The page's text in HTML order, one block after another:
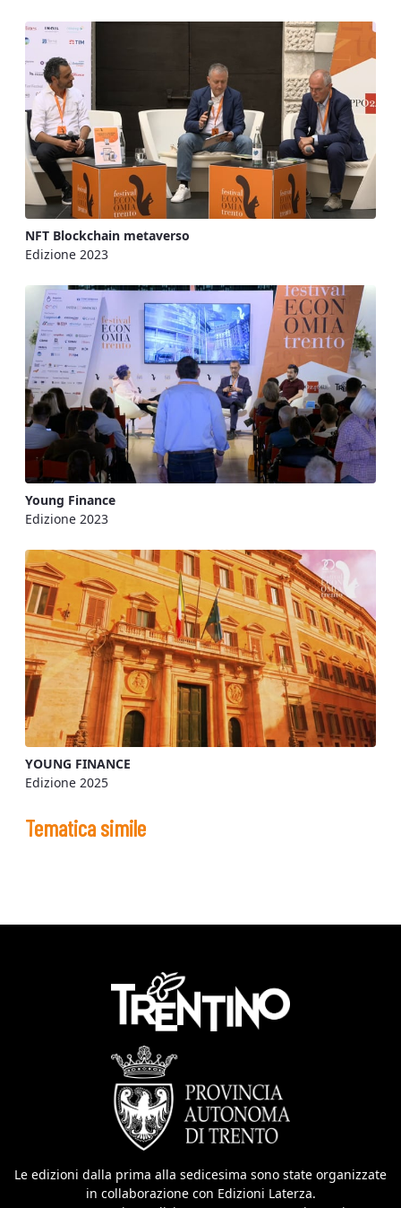
NFT Blockchain metaverso
Edizione 2023
Young Finance
Edizione 2023
YOUNG FINANCE
Edizione 2025
Tematica simile
Le edizioni dalla prima alla sedicesima sono state organizzate
in collaborazione con Edizioni Laterza.